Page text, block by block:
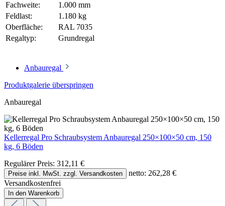
Fachweite:
1.000 mm
Feldlast:
1.180 kg
Oberfläche:
RAL 7035
Regaltyp:
Grundregal
Anbauregal
Produktgalerie überspringen
Anbauregal
Kellerregal Pro Schraubsystem Anbauregal 250×100×50 cm, 150
kg, 6 Böden
Regulärer Preis: 312,11 €
Preise inkl. MwSt. zzgl. Versandkosten
netto: 262,28 €
Versandkostenfrei
In den Warenkorb